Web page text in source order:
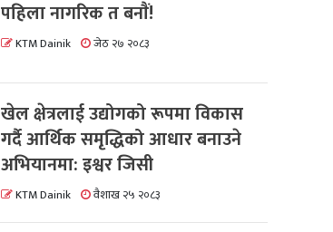
पहिला नागरिक त बनाैं!
KTM Dainik जेठ २७ २०८३
खेल क्षेत्रलाई उद्योगको रूपमा विकास
गर्दै आर्थिक समृद्धिको आधार बनाउने
अभियानमा: इश्वर जिसी
KTM Dainik वैशाख २५ २०८३